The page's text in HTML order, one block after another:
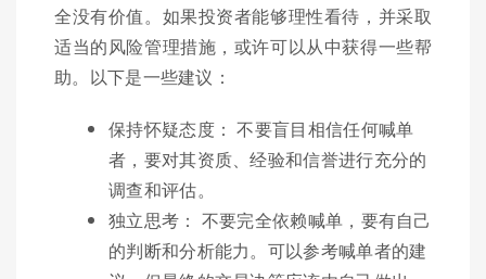
全没有价值。如果投资者能够理性看待，并采取
适当的风险管理措施，或许可以从中获得一些帮
助。以下是一些建议：
保持怀疑态度： 不要盲目相信任何喊单
者，要对其资质、经验和信誉进行充分的
调查和评估。
独立思考： 不要完全依赖喊单，要有自己
的判断和分析能力。可以参考喊单者的建